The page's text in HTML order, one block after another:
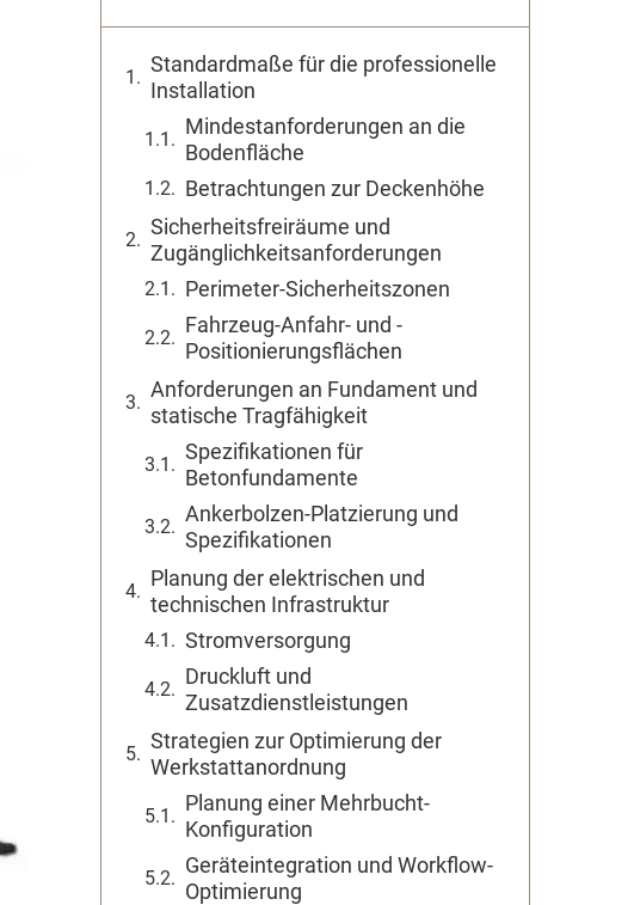
Standardmaße für die professionelle
Installation
Mindestanforderungen an die
Bodenfläche
Betrachtungen zur Deckenhöhe
Sicherheitsfreiräume und
Zugänglichkeitsanforderungen
Perimeter-Sicherheitszonen
Fahrzeug-Anfahr- und -
Positionierungsflächen
Anforderungen an Fundament und
statische Tragfähigkeit
Spezifikationen für
Betonfundamente
Ankerbolzen-Platzierung und
Spezifikationen
Planung der elektrischen und
technischen Infrastruktur
Stromversorgung
Druckluft und
Zusatzdienstleistungen
Strategien zur Optimierung der
Werkstattanordnung
Planung einer Mehrbucht-
Konfiguration
Geräteintegration und Workflow-
Optimierung